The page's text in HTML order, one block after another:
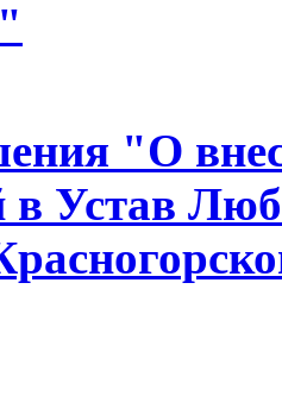
"О
в Устав